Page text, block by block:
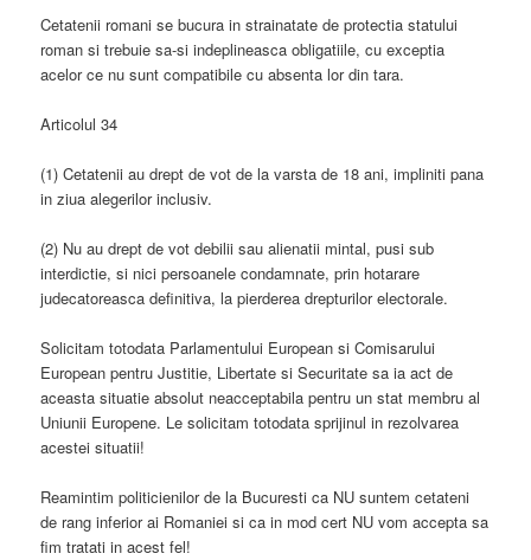
Cetatenii romani se bucura in strainatate de protectia statului
roman si trebuie sa-si indeplineasca obligatiile, cu exceptia
acelor ce nu sunt compatibile cu absenta lor din tara.
Articolul 34
(1) Cetatenii au drept de vot de la varsta de 18 ani, impliniti pana
in ziua alegerilor inclusiv.
(2) Nu au drept de vot debilii sau alienatii mintal, pusi sub
interdictie, si nici persoanele condamnate, prin hotarare
judecatoreasca definitiva, la pierderea drepturilor electorale.
Solicitam totodata Parlamentului European si Comisarului
European pentru Justitie, Libertate si Securitate sa ia act de
aceasta situatie absolut neacceptabila pentru un stat membru al
Uniunii Europene. Le solicitam totodata sprijinul in rezolvarea
acestei situatii!
Reamintim politicienilor de la Bucuresti ca NU suntem cetateni
de rang inferior ai Romaniei si ca in mod cert NU vom accepta sa
fim tratati in acest fel!